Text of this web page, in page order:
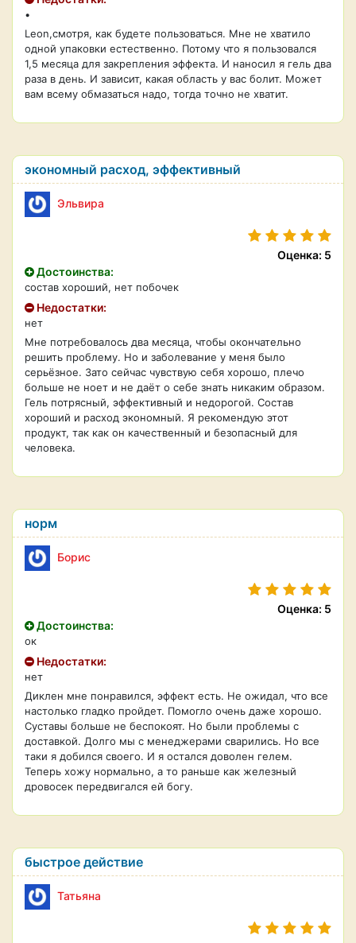
•
Leon,смотря, как будете пользоваться. Мне не хватило
одной упаковки естественно. Потому что я пользовался
1,5 месяца для закрепления эффекта. И наносил я гель два
раза в день. И зависит, какая область у вас болит. Может
вам всему обмазаться надо, тогда точно не хватит.
экономный расход, эффективный
Эльвира
Оценка: 5
Достоинства:
состав хороший, нет побочек
Недостатки:
нет
Мне потребовалось два месяца, чтобы окончательно
решить проблему. Но и заболевание у меня было
серьёзное. Зато сейчас чувствую себя хорошо, плечо
больше не ноет и не даёт о себе знать никаким образом.
Гель потрясный, эффективный и недорогой. Состав
хороший и расход экономный. Я рекомендую этот
продукт, так как он качественный и безопасный для
человека.
норм
Борис
Оценка: 5
Достоинства:
ок
Недостатки:
нет
Диклен мне понравился, эффект есть. Не ожидал, что все
настолько гладко пройдет. Помогло очень даже хорошо.
Суставы больше не беспокоят. Но были проблемы с
доставкой. Долго мы с менеджерами сварились. Но все
таки я добился своего. И я остался доволен гелем.
Теперь хожу нормально, а то раньше как железный
дровосек передвигался ей богу.
быстрое действие
Татьяна